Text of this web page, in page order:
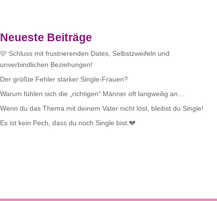
Neueste Beiträge
🩷 Schluss mit frustrierenden Dates, Selbstzweifeln und
unverbindlichen Beziehungen!
Der größte Fehler starker Single-Frauen?
Warum fühlen sich die „richtigen“ Männer oft langweilig an…
Wenn du das Thema mit deinem Vater nicht löst, bleibst du Single!
Es ist kein Pech, dass du noch Single bist.💔